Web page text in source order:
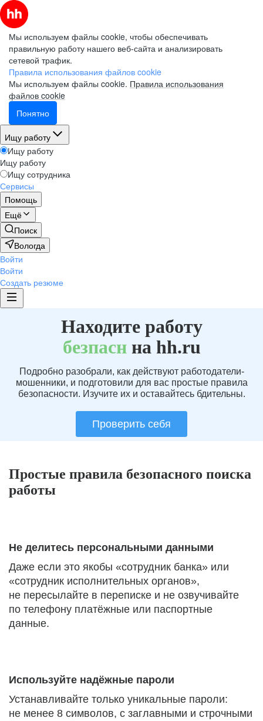
Мы используем файлы cookie, чтобы обеспечивать
правильную работу нашего веб-сайта и анализировать
сетевой трафик.
Правила использования файлов cookie
Мы используем файлы cookie. Правила использования
файлов cookie
Понятно
Ищу работу
Ищу работу
Ищу работу
Ищу сотрудника
Сервисы
Помощь
Ещё
Поиск
Вологда
Войти
Войти
Создать резюме
Находите работу
безпаснна hh.ru
Подробно разобрали, как действуют работодатели-
мошенники, и подготовили для вас простые правила
безопасности. Изучите их и оставайтесь бдительны.
Проверить себя
Простые правила безопасного поиска
работы
Не делитесь персональными данными
Даже если это якобы «сотрудник банка» или
«сотрудник исполнительных органов»,
не пересылайте в переписке и не озвучивайте
по телефону платёжные или паспортные
данные.
Используйте надёжные пароли
Устанавливайте только уникальные пароли:
не менее 8 символов, с заглавными и строчными